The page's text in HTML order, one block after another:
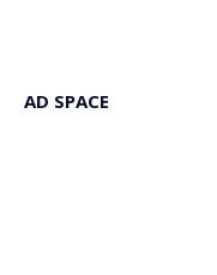
AD SPACE